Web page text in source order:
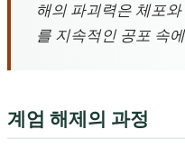
해의 파괴력은 체포
를 지속적인 공포 속
계엄 해제의 과정